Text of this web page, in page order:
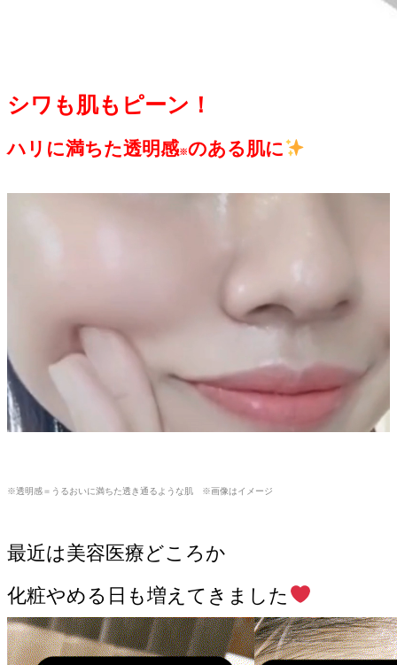
シワも肌もピーン！
ハリに満ちた透明感※のある肌に
※透明感＝うるおいに満ちた透き通るような肌 ※画像はイメージ
最近は美容医療どころか
化粧やめる日も増えてきました